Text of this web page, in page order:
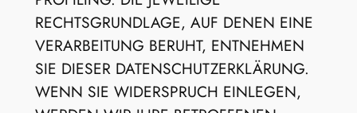
RECHTSGRUNDLAGE, AUF DENEN EINE
VERARBEITUNG BERUHT, ENTNEHMEN
SIE DIESER DATENSCHUTZERKLÄRUNG.
WENN SIE WIDERSPRUCH EINLEGEN,